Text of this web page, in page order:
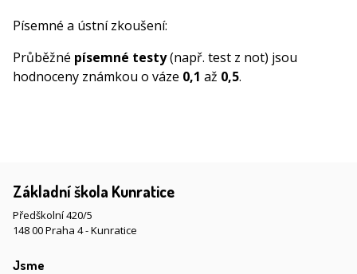
Písemné a ústní zkoušení:
Průběžné písemné testy(např. test z not) jsou
hodnoceny známkou o váze 0,1 až 0,5.
Základní škola Kunratice
Předškolní 420/5
148 00 Praha 4 - Kunratice
Jsme